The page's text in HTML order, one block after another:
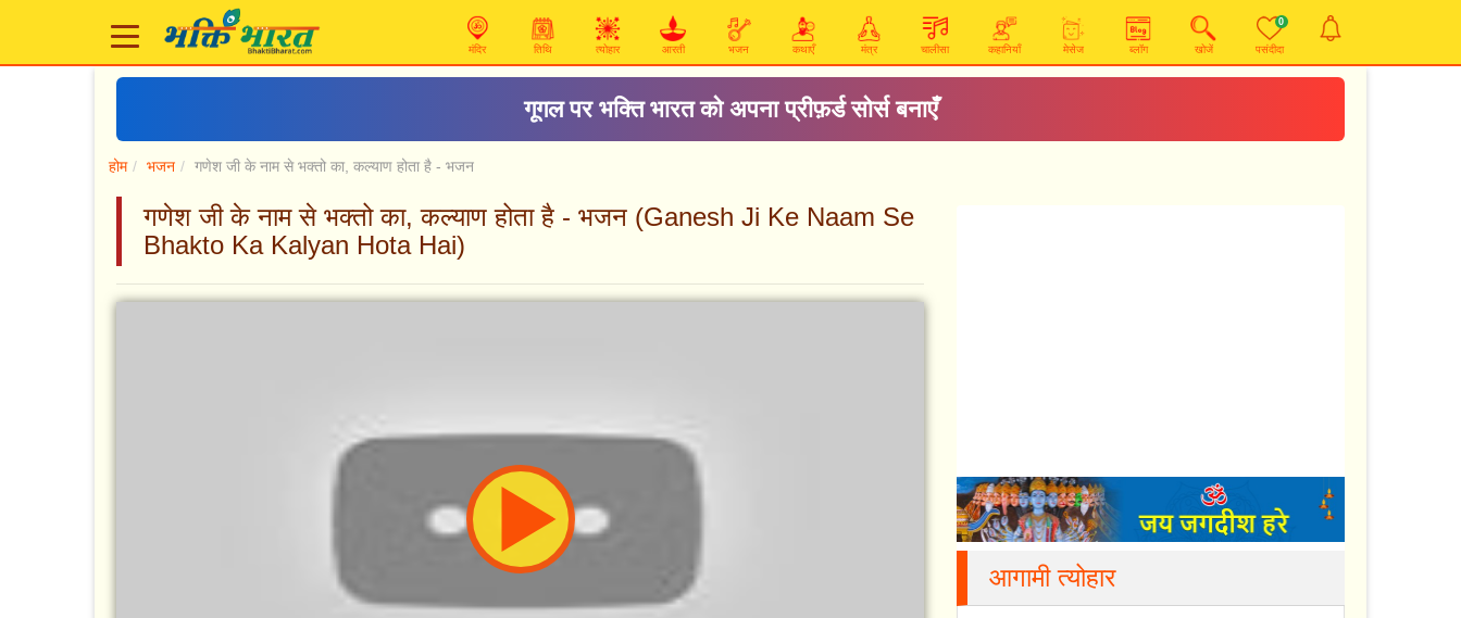
मंदिर तिथि त्योहार आरती भजन कथाएँ मंत्र चालीसा कहानियाँ मेसेज ब्लॉग खोजें
0
पसंदीदा
गूगल पर भक्ति भारत को अपना प्रीफ़र्ड सोर्स बनाएँ
होम भजन गणेश जी के नाम से भक्तो का, कल्याण होता है - भजन
गणेश जी के नाम से भक्तो का, कल्याण होता है - भजन (Ganesh Ji Ke Naam Se
Bhakto Ka Kalyan Hota Hai)
आगामी त्योहार